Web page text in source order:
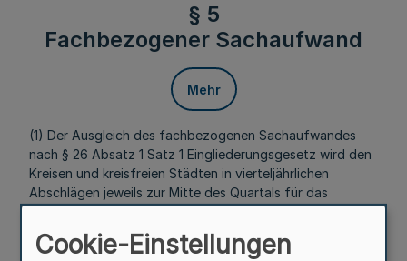
§ 5
Fachbezogener Sachaufwand
Mehr
(1) Der Ausgleich des fachbezogenen Sachaufwandes
nach § 26 Absatz 1 Satz 1 Eingliederungsgesetz wird den
Kreisen und kreisfreien Städten in vierteljährlichen
Abschlägen jeweils zur Mitte des Quartals für das
Abschläge sind die Fallzahlen nach § 26 Absatz 1 Satz 1
Eingliederungsgesetz für das Vorvorjahr.
Cookie-Einstellungen